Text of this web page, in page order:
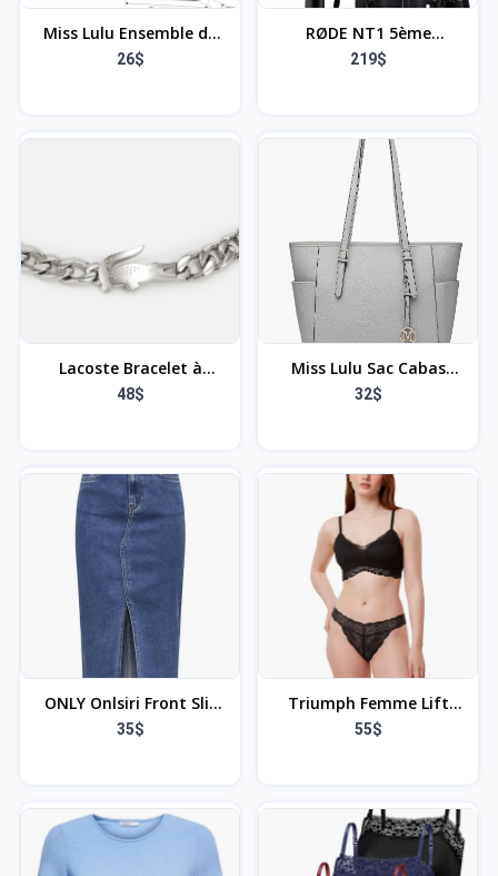
Miss Lulu Ensemble de
sac à main pour femme -
synthétique, sac portés
26$
RØDE NT1 5ème
Génération Microphone
diaphragme avec Sorties
XLR et USB, Support
Antichoc et Filtre Anti-
Pop pour la,
l'enregistrement Vocal et
Le podcasting (Noir)
219$
Lacoste Bracelet à
maillons pour femme
piqué - Disponible pour
homme et femme
48$
Miss Lulu Sac Cabas
Femme Travail & Études
Résistant - Idéal pour
Bureau, Université ou
Sorties Quotidiennes
32$
ONLY Onlsiri Front Slit
Skirt DNM Gua Noos Jupe
35$
Triumph Femme Lift
Smart P Ex Bra
55$